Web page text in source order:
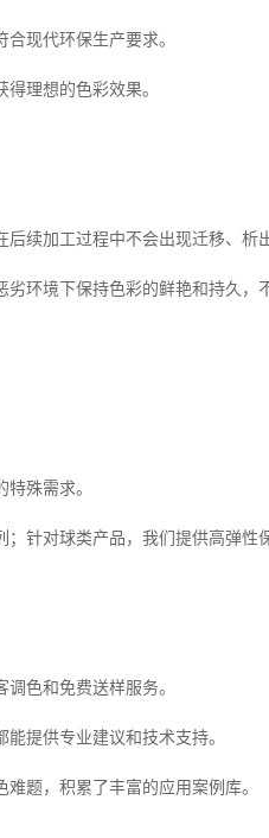
现代环保生产要求。
理想的色彩效果。
续加工过程中不会出现迁移、析
环境下保持色彩的鲜艳和持久，
殊需求。
针对球类产品，我们提供高弹性
色和免费送样服务。
提供专业建议和技术支持。
题，积累了丰富的应用案例库。